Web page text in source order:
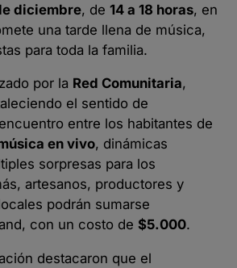
diciembre, de 14 a 18 horas, en
una tarde llena de música,
para toda la familia.
por la Red Comunitaria,
el sentido de
entre los habitantes de
en vivo, dinámicas
sorpresas para los
artesanos, productores y
podrán sumarse
con un costo de $5.000.
destacaron que el